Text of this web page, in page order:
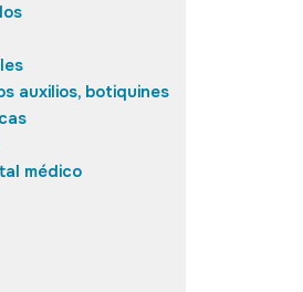
auxilios, botiquines
médico